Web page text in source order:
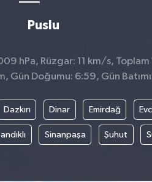
Puslu
hPa, Rüzgar: 11 km/s,
Gün Doğumu: 6:59, Gün
Dazkırı Dinar Emirdağ
Sinanpaşa Şuhut